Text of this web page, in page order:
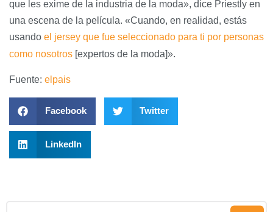
que les exime de la industria de la moda», dice Priestly en
una escena de la película. «Cuando, en realidad, estás
usando el jersey que fue seleccionado para ti por personas
como nosotros [expertos de la moda]».
Fuente: elpais
Facebook Twitter
LinkedIn